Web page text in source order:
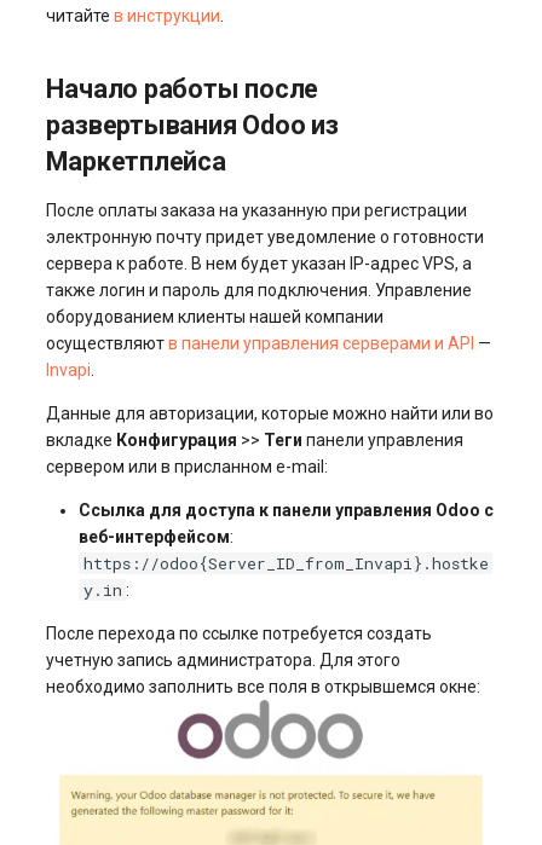
читайтев инструкции
Начало работы после
развертывания Odoo из
Маркетплейса
После оплаты заказа на указанную при регистрации
электронную почту придет уведомление о готовности
сервера к работе. В нем будет указан IP-адрес VPS, а
также логин и пароль для подключения. Управление
оборудованием клиенты нашей компании
осуществляютв панели управления серверами и API —
Invapi
Данные для авторизации, которые можно найти или во
вкладке Конфигурация >> Теги панели управления
сервером или в присланном e-mail:
Ссылка для доступа к панели управления Odoo с
веб-интерфейсом:
https://odoo{Server_ID_from_Invapi}.hostke
y.in :
После перехода по ссылке потребуется создать
учетную запись администратора. Для этого
необходимо заполнить все поля в открывшемся окне: